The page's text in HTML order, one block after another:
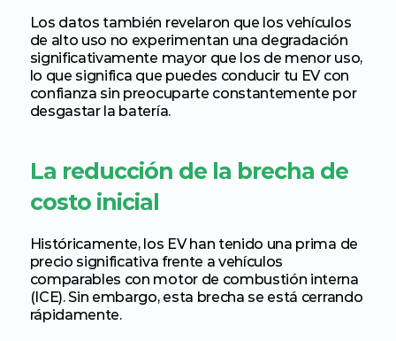
Los datos también revelaron que los vehículos
de alto uso no experimentan una degradación
significativamente mayor que los de menor uso,
lo que significa que puedes conducir tu EV con
confianza sin preocuparte constantemente por
desgastar la batería.
La reducción de la brecha de
costo inicial
Históricamente, los EV han tenido una prima de
precio significativa frente a vehículos
comparables con motor de combustión interna
(ICE). Sin embargo, esta brecha se está cerrando
rápidamente.